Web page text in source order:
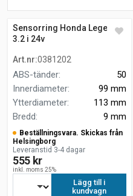
Sensorring Honda Legend II
3.2 i 24v
Art.nr:0381202
ABS-tänder:
50
Innerdiameter:
99 mm
Ytterdiameter:
113 mm
Bredd: 9 mm
Beställningsvara. Skickas från
Helsingborg
Leveranstid 3-4 dagar
555 kr
inkl. moms 25%
Lägg till i
kundvagn